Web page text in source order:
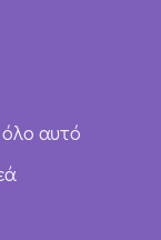
όλο αυτό